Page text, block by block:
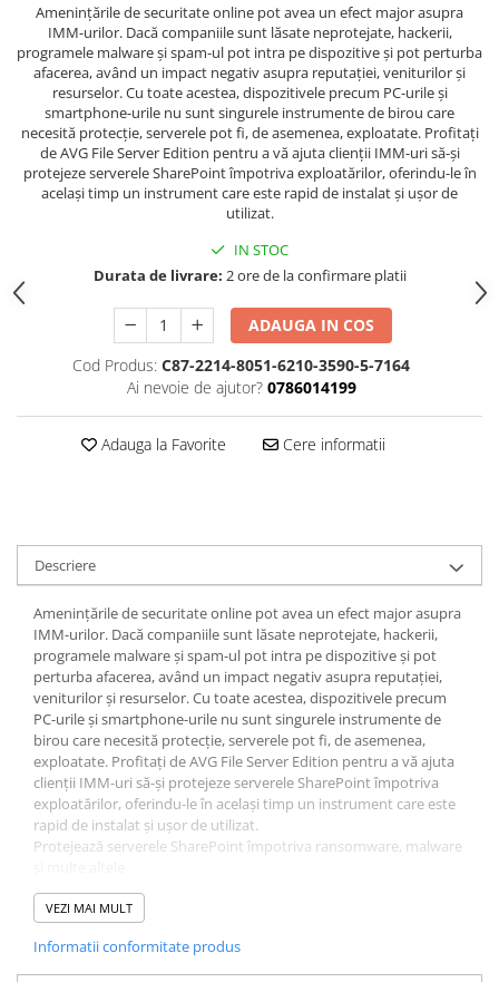
Amenințările de securitate online pot avea un efect major asupra
IMM-urilor. Dacă companiile sunt lăsate neprotejate, hackerii,
programele malware și spam-ul pot intra pe dispozitive și pot perturba
afacerea, având un impact negativ asupra reputației, veniturilor și
resurselor. Cu toate acestea, dispozitivele precum PC-urile și
smartphone-urile nu sunt singurele instrumente de birou care
necesită protecție, serverele pot fi, de asemenea, exploatate. Profitați
de AVG File Server Edition pentru a vă ajuta clienții IMM-uri să-și
protejeze serverele SharePoint împotriva exploatărilor, oferindu-le în
același timp un instrument care este rapid de instalat și ușor de
utilizat.
IN STOC
Durata de livrare: 2 ore de la confirmare platii
ADAUGA IN COS
Cod Produs: C87-2214-8051-6210-3590-5-7164
Ai nevoie de ajutor? 0786014199
Adauga la Favorite Cere informatii
Descriere
Amenințările de securitate online pot avea un efect major asupra
IMM-urilor. Dacă companiile sunt lăsate neprotejate, hackerii,
programele malware și spam-ul pot intra pe dispozitive și pot
perturba afacerea, având un impact negativ asupra reputației,
veniturilor și resurselor. Cu toate acestea, dispozitivele precum
PC-urile și smartphone-urile nu sunt singurele instrumente de
birou care necesită protecție, serverele pot fi, de asemenea,
exploatate. Profitați de AVG File Server Edition pentru a vă ajuta
clienții IMM-uri să-și protejeze serverele SharePoint împotriva
exploatărilor, oferindu-le în același timp un instrument care este
rapid de instalat și ușor de utilizat.
Protejează serverele SharePoint împotriva ransomware, malware
Rapid de instalat
Interfață ușor de utilizat
Management la distanta
Asistență 24/7
VEZI MAI MULT
Informatii conformitate produs